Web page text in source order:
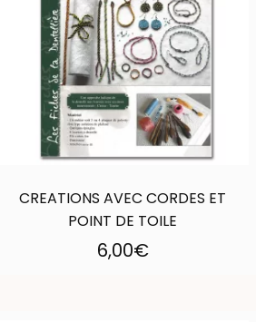
CREATIONS AVEC CORDES ET
POINT DE TOILE
6,00€